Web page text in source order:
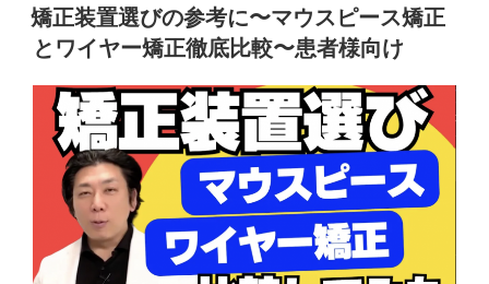
稿
日:
矯正装置選びの参考に〜マウスピース矯正
とワイヤー矯正徹底比較〜患者様向け